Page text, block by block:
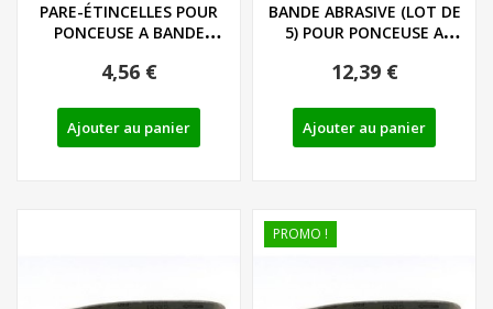
PARE-ÉTINCELLES POUR
PONCEUSE A BANDE
4,56 €
Ajouter au panier
BANDE ABRASIVE (LOT DE
5) POUR PONCEUSE A
12,39 €
Ajouter au panier
PROMO !